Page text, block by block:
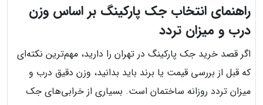
راهنمای انتخاب جک پارکینگ بر اساس وزن
درب و میزان تردد
اگر قصد خرید جک پارکینگ در تهران را دارید، مهم‌ترین نکته‌ای
که قبل از بررسی قیمت یا برند باید بدانید، وزن دقیق درب و
میزان تردد روزانه ساختمان است. بسیاری از خرابی‌های جک